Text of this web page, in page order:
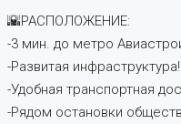
🌇РАСПОЛОЖЕНИЕ:
-3 мин. до метро
-Развитая инфраструктура!
-Удобная транспортная
-Рядом остановки